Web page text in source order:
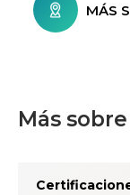
MÁS
Más